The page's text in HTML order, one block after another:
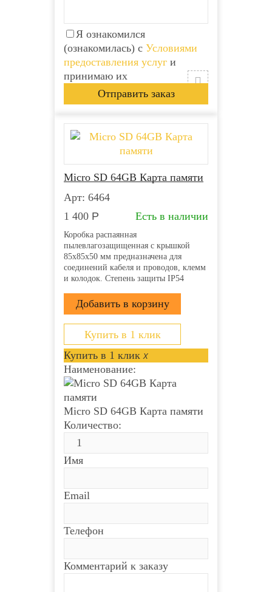
Я ознакомился
(ознакомилась) с Условиями
предоставления услуг и
принимаю их
Micro SD 64GB Карта памяти
Арт: 6464
1 400 Р Есть в наличии
Коробка распаянная
пылевлагозащищенная с крышкой
85х85х50 мм предназначена для
соединений кабеля и проводов, клемм
и колодок. Степень защиты IP54
от ударов, пыли и влаги. Она
производится из прочного пластика
полипропилена и применяется для
открытой проводки....
Купить в 1 клик
Купить в 1 клик x
Наименование:
Micro SD 64GB Карта памяти
Количество:
Имя
Email
Телефон
Комментарий к заказу